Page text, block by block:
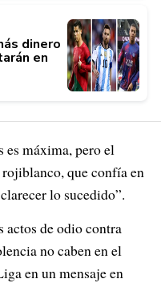
dinero
en
es máxima, pero el
que confía en
lo sucedido”.
actos de odio contra
no caben en el
en un mensaje en